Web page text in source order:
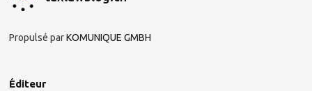
Propulsé parKOMUNIQUE GMBH
Éditeur